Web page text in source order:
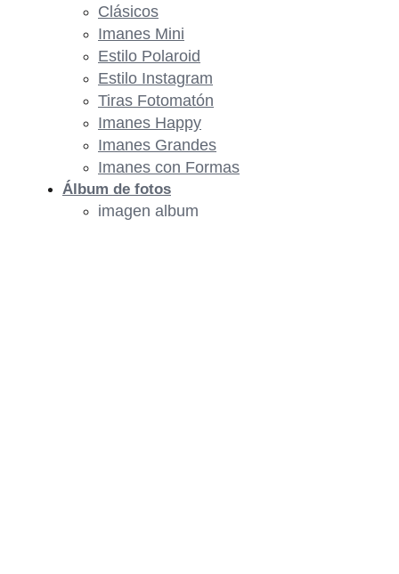
Clásicos
Imanes Mini
Estilo Polaroid
Estilo Instagram
Tiras Fotomatón
Imanes Happy
Imanes Grandes
Imanes con Formas
Álbum de fotos
imagen album